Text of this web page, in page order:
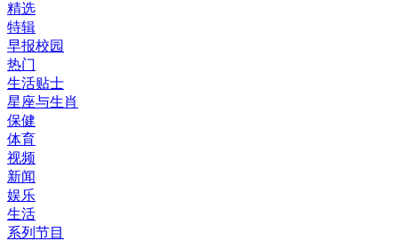
精选
特辑
早报校园
热门
生活贴士
星座与生肖
保健
体育
视频
新闻
娱乐
生活
系列节目